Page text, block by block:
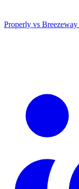
Properly vs Breezeway